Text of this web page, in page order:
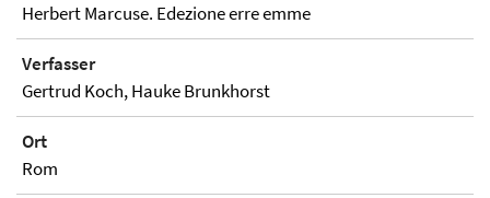
Herbert Marcuse. Edezione erre emme
Verfasser
Gertrud Koch, Hauke Brunkhorst
Ort
Rom